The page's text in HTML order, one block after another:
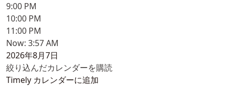
9:00 PM
10:00 PM
11:00 PM
Now: 3:57 AM
2026年8月7日
絞り込んだカレンダーを購読
Timely カレンダーに追加